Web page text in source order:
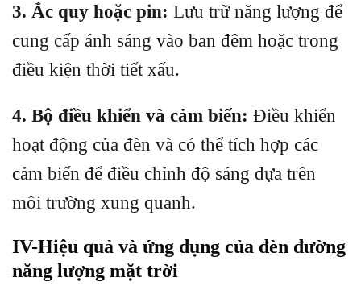
3. Ắc quy hoặc pin: Lưu trữ năng lượng để
cung cấp ánh sáng vào ban đêm hoặc trong
điều kiện thời tiết xấu.
4. Bộ điều khiển và cảm biến: Điều khiển
hoạt động của đèn và có thể tích hợp các
cảm biến để điều chỉnh độ sáng dựa trên
môi trường xung quanh.
IV-Hiệu quả và ứng dụng của đèn đường
năng lượng mặt trời